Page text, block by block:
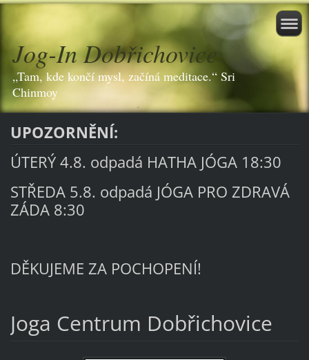
Jog-In Dobřichovice
„Tam, kde končí mysl, začíná meditace.“ Sri
Chinmoy
UPOZORNĚNÍ:
ÚTERÝ 4.8. odpadá HATHA JÓGA 18:30
STŘEDA 5.8. odpadá JÓGA PRO ZDRAVÁ
ZÁDA 8:30
DĚKUJEME ZA POCHOPENÍ!
Joga Centrum Dobřichovice